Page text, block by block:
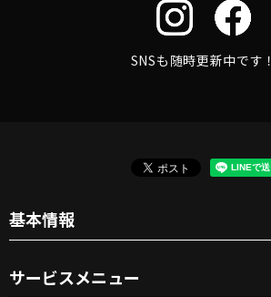
SNSも随時更新中です！
基本情報
サービスメニュー